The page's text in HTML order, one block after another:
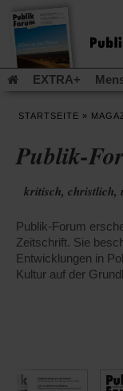
EXTRA+
EXTRA
Edition
Newsletter
Leserinitiative
Gleichberechtigung
Krieg und Frieden
in
Flucht und Migration
STARTSEITE »
Publik-
kritisch, christlich,
Publik-Forum
Zeitschrift. Sie
Entwicklungen in
Kultur auf der